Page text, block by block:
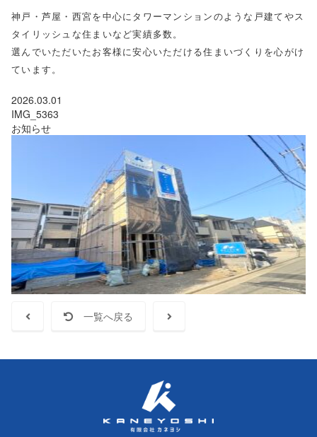
神戸・芦屋・西宮を中心にタワーマンションのような戸建てやス
タイリッシュな住まいなど実績多数。
選んでいただいたお客様に安心いただける住まいづくりを心がけ
ています。
2026.03.01
IMG_5363
お知らせ
一覧へ戻る